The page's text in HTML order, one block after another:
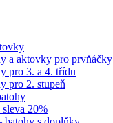
a aktovky pro prvňáčky
pro 3. a 4. třídu
pro 2. stupeň
20%